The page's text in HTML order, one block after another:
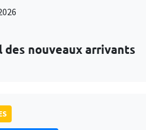
des nouveaux arrivants